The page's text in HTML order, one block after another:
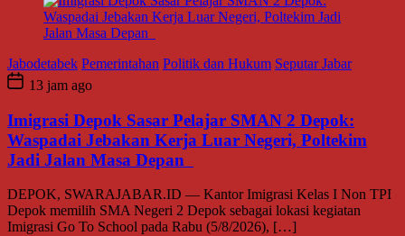
Jabodetabek Pemerintahan Politik dan Hukum Seputar Jabar
13 jam ago
Imigrasi Depok Sasar Pelajar SMAN 2 Depok:
Waspadai Jebakan Kerja Luar Negeri, Poltekim
Jadi Jalan Masa Depan
DEPOK, SWARAJABAR.ID — Kantor Imigrasi Kelas I Non TPI
Depok memilih SMA Negeri 2 Depok sebagai lokasi kegiatan
Imigrasi Go To School pada Rabu (5/8/2026), […]